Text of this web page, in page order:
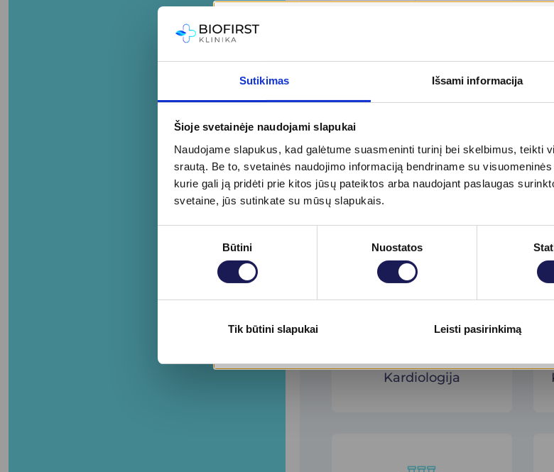
Sutikimas Išsami informacija
Šioje svetainėje naudojami slapukai
Naudojame slapukus, kad galėtume suasmeninti turinį bei skelbimus, teikti
srautą. Be to, svetainės naudojimo informaciją bendriname su
kurie gali ją pridėti prie kitos jūsų pateiktos arba naudojant paslaugas
svetaine, jūs sutinkate su mūsų slapukais.
Būtini Nuostatos
Tik būtini slapukai Leisti pasirinkimą
centras
Kardiologija